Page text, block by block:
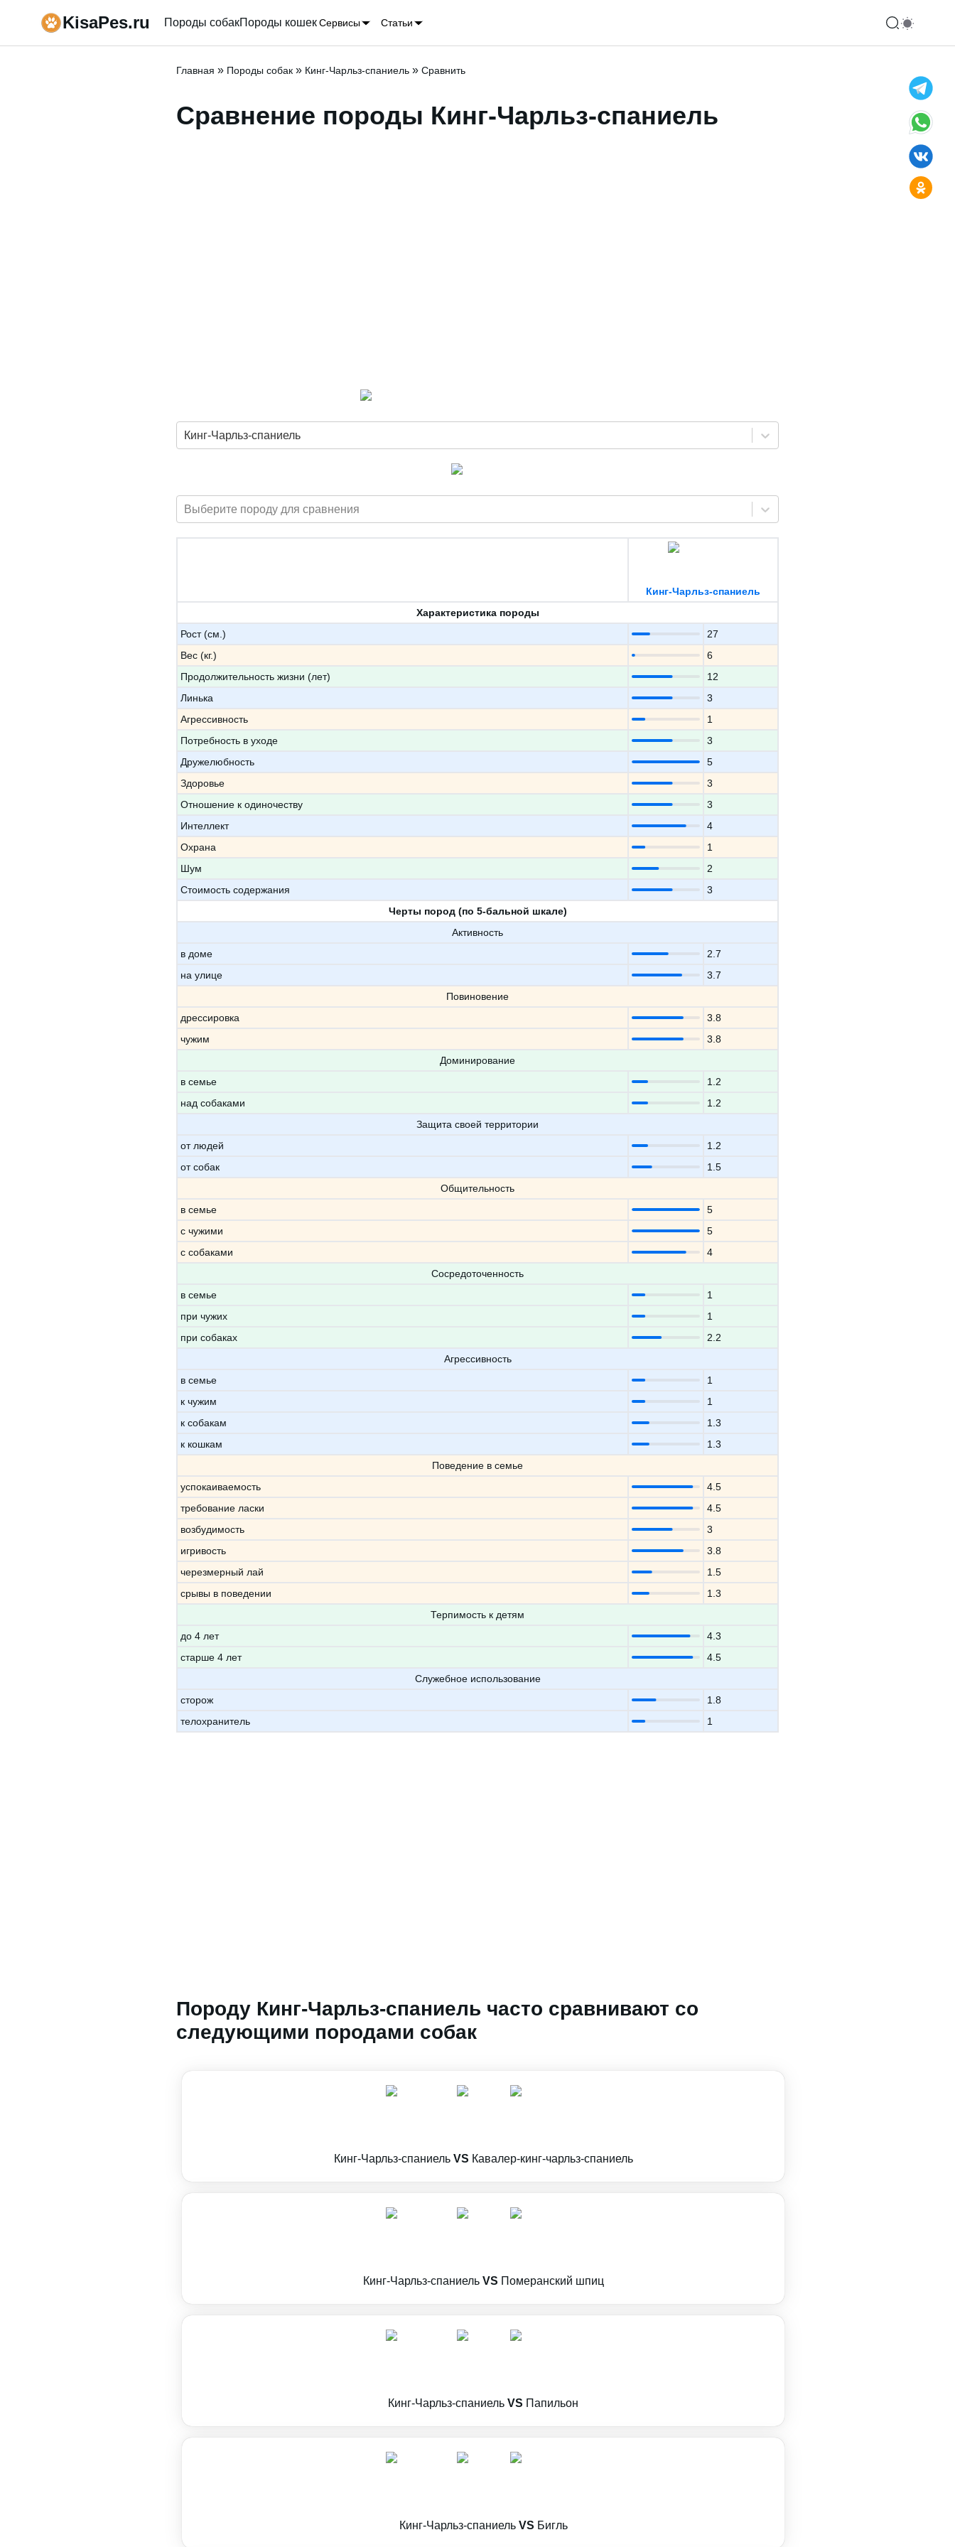
KisaPes.ru Породы собакПороды кошекСервисы Статьи
Главная » Породы собак » Кинг-Чарльз-спаниель » Сравнить
Сравнение породы Кинг-Чарльз-спаниель
Кинг-Чарльз-спаниель
Выберите породу для сравнения
Кинг-Чарльз-спаниель
Характеристика породы
Рост (см.)
27
Вес (кг.)
6
Продолжительность жизни (лет)
12
Линька
3
Агрессивность
1
Потребность в уходе
3
Дружелюбность
5
Здоровье
3
Отношение к одиночеству
3
Интеллект
4
Охрана
1
Шум
2
Стоимость содержания
3
Черты пород (по 5-бальной шкале)
Активность
в доме
2.7
на улице
3.7
Повиновение
дрессировка
3.8
чужим
3.8
Доминирование
в семье
1.2
над собаками
1.2
Защита своей территории
от людей
1.2
от собак
1.5
Общительность
в семье
5
с чужими
5
с собаками
4
Сосредоточенность
в семье
1
при чужих
1
при собаках
2.2
Агрессивность
в семье
1
к чужим
1
к собакам
1.3
к кошкам
1.3
Поведение в семье
успокаиваемость
4.5
требование ласки
4.5
возбудимость
3
игривость
3.8
черезмерный лай
1.5
срывы в поведении
1.3
Терпимость к детям
до 4 лет
4.3
старше 4 лет
4.5
Служебное использование
сторож
1.8
телохранитель
1
Породу Кинг-Чарльз-спаниель часто сравнивают со
следующими породами собак
Кинг-Чарльз-спаниель VS Кавалер-кинг-чарльз-спаниель
Кинг-Чарльз-спаниель VS Померанский шпиц
Кинг-Чарльз-спаниель VS Папильон
Кинг-Чарльз-спаниель VS Бигль